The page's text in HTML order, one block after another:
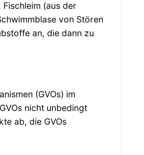
(aus der
von Stören
an, die dann zu
(GVOs) im
nicht unbedingt
ab, die GVOs